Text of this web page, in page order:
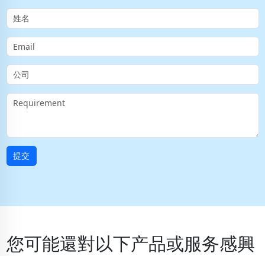
提交
您可能還對以下产品或服务感興